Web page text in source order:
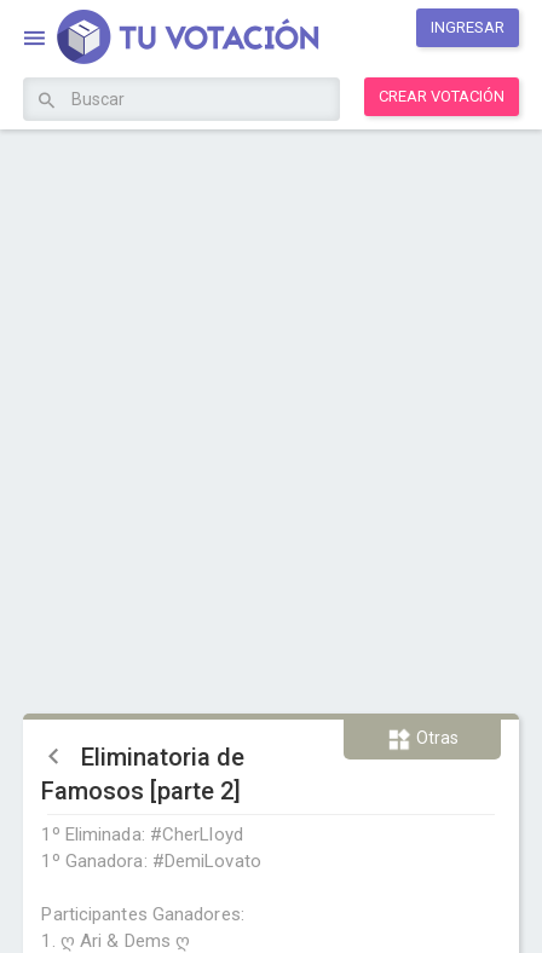
INGRESAR
CREAR VOTACIÓN
Otras
Eliminatoria de
Famosos [parte 2]
1º Eliminada: #CherLloyd
1º Ganadora: #DemiLovato
Participantes Ganadores:
1. ღ Ari & Dems ღ